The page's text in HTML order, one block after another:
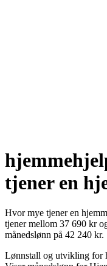
tjener en
Hvor mye tjener en
tjener mellom 37 690 kr
månedslønn på 42 240 kr.
Lønnstall og utvikling for